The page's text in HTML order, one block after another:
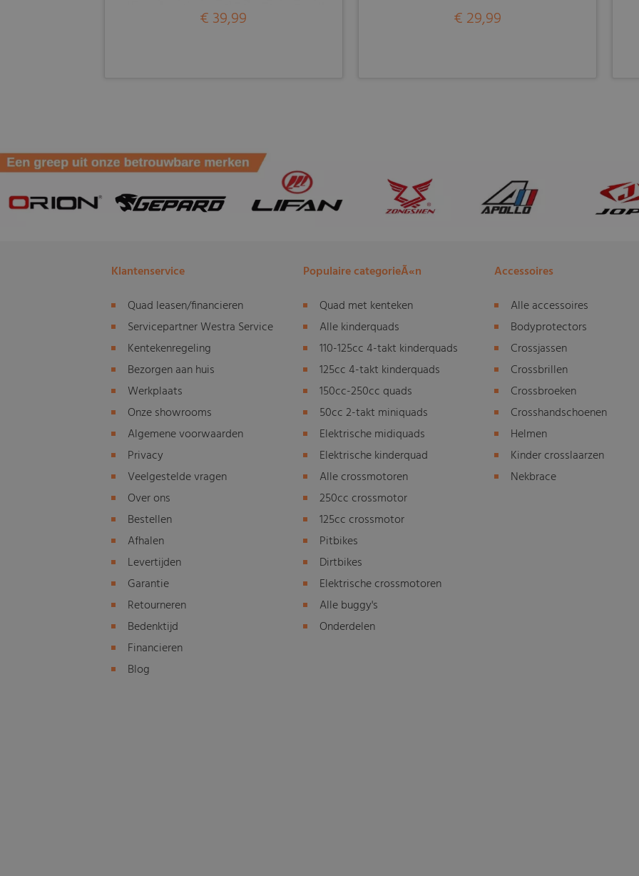
€ 39,99 € 29,99
Klantenservice
Quad leasen/financieren
Servicepartner Westra Service
Kentekenregeling
Bezorgen aan huis
Werkplaats
Onze showrooms
Algemene voorwaarden
Privacy
Veelgestelde vragen
Over ons
Bestellen
Afhalen
Levertijden
Garantie
Retourneren
Bedenktijd
Financieren
Blog
Populaire categorieÃ«n
Quad met kenteken
Alle kinderquads
110-125cc 4-takt kinderquads
125cc 4-takt kinderquads
150cc-250cc quads
50cc 2-takt miniquads
Elektrische midiquads
Elektrische kinderquad
Alle crossmotoren
250cc crossmotor
125cc crossmotor
Pitbikes
Dirtbikes
Elektrische crossmotoren
Alle buggy's
Onderdelen
Accessoires
Alle accessoires
Bodyprotectors
Crossjassen
Crossbrillen
Crossbroeken
Crosshandschoenen
Helmen
Kinder crosslaarzen
Nekbrace